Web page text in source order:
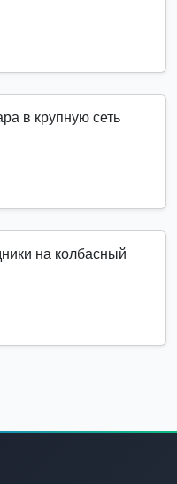
в крупную сеть
на колбасный